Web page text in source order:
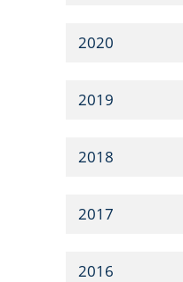
2020
2019
2018
2017
2016